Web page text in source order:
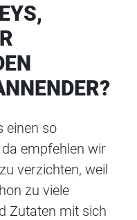
?
einen so
empfehlen wir
verzichten, weil
zu viele
Zutaten mit sich